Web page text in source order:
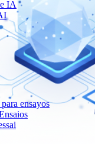
IA
ensayos